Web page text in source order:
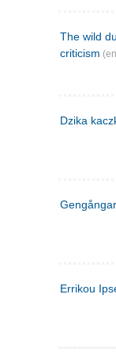
The wild
criticism
Dzika
Errikou